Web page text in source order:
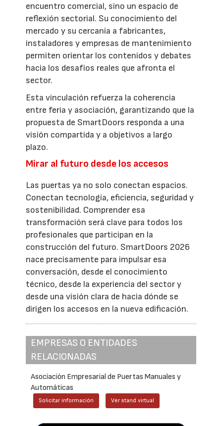
encuentro comercial, sino un espacio de
reflexión sectorial. Su conocimiento del
mercado y su cercanía a fabricantes,
instaladores y empresas de mantenimiento
permiten orientar los contenidos y debates
hacia los desafíos reales que afronta el
sector.
Esta vinculación refuerza la coherencia
entre feria y asociación, garantizando que la
propuesta de SmartDoors responda a una
visión compartida y a objetivos a largo
plazo.
Mirar al futuro desde los accesos
Las puertas ya no solo conectan espacios.
Conectan tecnología, eficiencia, seguridad y
sostenibilidad. Comprender esa
transformación será clave para todos los
profesionales que participan en la
construcción del futuro. SmartDoors 2026
nace precisamente para impulsar esa
conversación, desde el conocimiento
técnico, desde la experiencia del sector y
desde una visión clara de hacia dónde se
dirigen los accesos en la nueva edificación.
EMPRESAS O ENTIDADES
RELACIONADAS
Asociación Empresarial de Puertas Manuales y
Automáticas
Solicitar información Ver stand virtual